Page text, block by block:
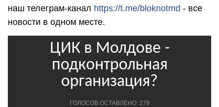
наш телеграм-канал https://t.me/bloknotmd - все
новости в одном месте.